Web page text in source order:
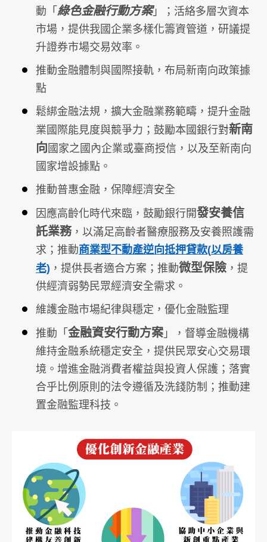
動「 綠色金融行動方案」；活絡多層次資本
市場，提供我國企業多樣化籌資管道，研議提
升證券市場交易效率。
推動金融體制與國際接軌，布局新南向政策據
點
鬆綁金融法規，擴大金融業務範疇，提升金融
業國際能見度與競爭力；鼓勵本國銀行對新南
向 國家之國內企業或臺商授信，以及至新南向
國家增設據點。
推動普惠金融，保障經濟安全
因應高齡化時代來臨，鼓勵銀行開發安養信
託業務，以滿足高齡者醫療服務及安養照護需
求；推動商業型不動產逆向抵押貸款(以房養
老) ，提供長者適合方案；推動微型保險 ，提
供經濟弱勢民眾經濟安全需求。
維護金融市場紀律與穩定，優化金融監理
推動「 金融資安行動方案 」，督導金融機構
維持金融系統穩定安全，提供民眾安心交易環
境。增進金融消費者權益與投資人保護；落實
合乎比例原則的法令遵循及洗錢防制；推動建
置金融監理科技。